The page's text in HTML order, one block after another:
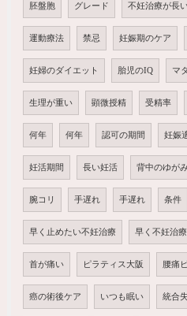
胚盤胞 グレード 不妊治療が長
運動療法 禁忌 妊娠期のケア
妊婦のダイエット 胎児のIQ マ
生理が重い 顕微授精 受精率
何年 何年 認可の期間 妊娠
妊活期間 長い妊活 背中のゆが
腕コリ 手遅れ 手遅れ 条件
早く止めたい不妊治療 早く不妊治
首が痛い ピラティス大阪 腰痛
癌の術後ケア いつも眠い 統合